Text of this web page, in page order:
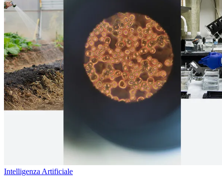
Intelligenza Artificiale